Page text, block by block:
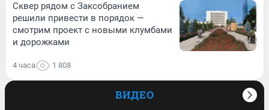
Сквер рядом с Заксобранием
решили привести в порядок —
смотрим проект с новыми клумбами
и дорожками
4 часа 1 808
ВИДЕО